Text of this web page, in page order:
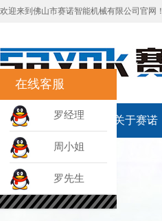
欢迎来到佛山市赛诺智能机械有限公司官网！
网站首页 关于赛诺
在线客服
罗经理
周小姐
罗先生